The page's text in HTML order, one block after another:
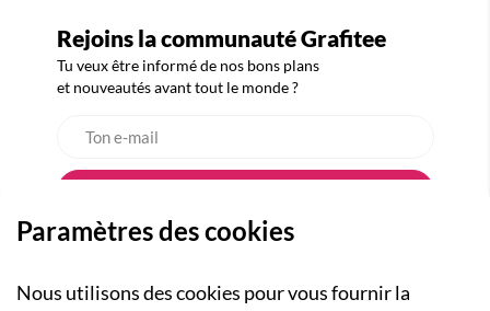
Rejoins la communauté Grafitee
Tu veux être informé de nos bons plans
et nouveautés avant tout le monde ?
Paramètres des cookies
Nous utilisons des cookies pour vous fournir la